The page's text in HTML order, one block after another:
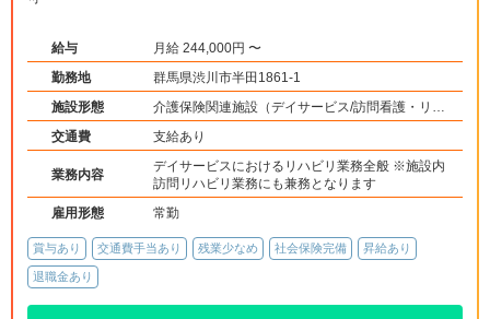
給与
月給 244,000円 〜
勤務地
群馬県渋川市半田1861-1
施設形態
介護保険関連施設（デイサービス/訪問看護・リ
ハ）
交通費 支給あり
業務内容
デイサービスにおけるリハビリ業務全般 ※施設内
訪問リハビリ業務にも兼務となります
雇用形態
常勤
賞与あり 交通費手当あり 残業少なめ 社会保険完備 昇給あり
退職金あり